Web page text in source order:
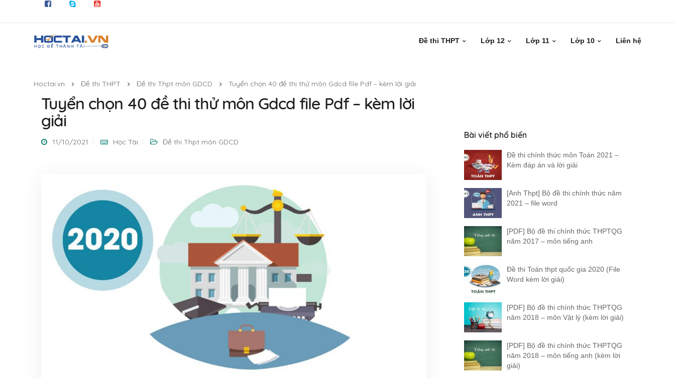
Đề thi THPT Lớp 12 Lớp 11 Lớp 10 Liên hệ
Hoctai.vn Đề thi THPT Đề thi Thpt môn GDCD Tuyển chọn 40 đề thi thử môn Gdcd file Pdf – kèm lời giải
Tuyển chọn 40 đề thi thử môn Gdcd file Pdf – kèm lời
giải
11/10/2021 Học Tài Đề thi Thpt môn GDCD
Bài viết phổ biến
Đề thi chính thức môn Toán 2021 –
Kèm đáp án và lời giải
[Anh Thpt] Bộ đề thi chính thức năm
2021 – file word
[PDF] Bộ đề thi chính thức THPTQG
năm 2017 – môn tiếng anh
Đề thi Toán thpt quốc gia 2020 (File
Word kèm lời giải)
[PDF] Bộ đề thi chính thức THPTQG
năm 2018 – môn Vật lý (kèm lời giải)
[PDF] Bộ đề thi chính thức THPTQG
năm 2018 – môn tiếng anh (kèm lời
giải)